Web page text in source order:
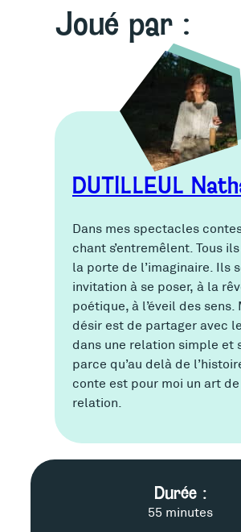
Joué par :
DUTILLEUL
Dans mes spectacles
chant s’entremêlent. Tous
la porte de l’imaginaire. Ils
invitation à se poser, à la
poétique, à l’éveil des sens.
désir est de partager avec
dans une relation simple et
parce qu’au delà de
conte est pour moi un art
relation.
Durée :
55 minutes